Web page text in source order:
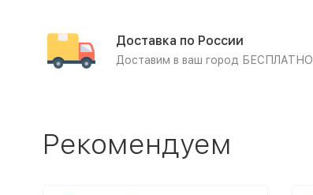
Доставка по России
Доставим в ваш город БЕСПЛАТНО
Рекомендуем